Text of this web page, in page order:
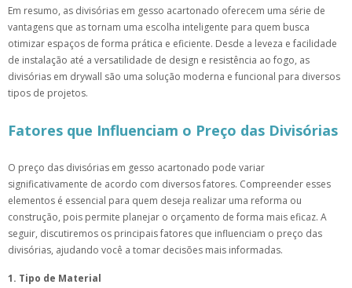
Em resumo, as divisórias em gesso acartonado oferecem uma série de
vantagens que as tornam uma escolha inteligente para quem busca
otimizar espaços de forma prática e eficiente. Desde a leveza e facilidade
de instalação até a versatilidade de design e resistência ao fogo, as
divisórias em drywall são uma solução moderna e funcional para diversos
tipos de projetos.
Fatores que Influenciam o Preço das Divisórias
O preço das divisórias em gesso acartonado pode variar
significativamente de acordo com diversos fatores. Compreender esses
elementos é essencial para quem deseja realizar uma reforma ou
construção, pois permite planejar o orçamento de forma mais eficaz. A
seguir, discutiremos os principais fatores que influenciam o preço das
divisórias, ajudando você a tomar decisões mais informadas.
1. Tipo de Material